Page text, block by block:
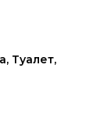
, Туалет,